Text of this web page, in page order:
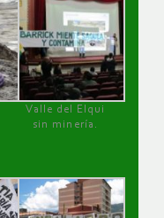
Valle del Elqui
sin minería.